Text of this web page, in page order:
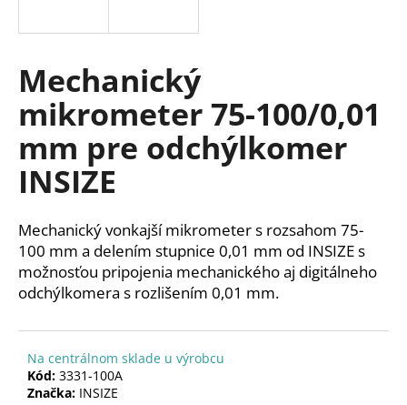
Mechanický
mikrometer 75-100/0,01
mm pre odchýlkomer
INSIZE
Mechanický vonkajší mikrometer s rozsahom 75-
100 mm a delením stupnice 0,01 mm od INSIZE s
možnosťou pripojenia mechanického aj digitálneho
odchýlkomera s rozlišením 0,01 mm.
Na centrálnom sklade u výrobcu
Kód: 3331-100A
Značka: INSIZE
s
ť
?
O
p
o
ú